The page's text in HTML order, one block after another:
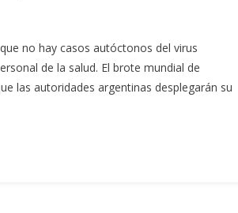
no hay casos autóctonos del virus
de la salud. El brote mundial de
las autoridades argentinas desplegarán su